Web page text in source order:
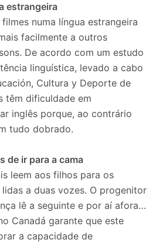
estrangeira
numa língua estrangeira
facilmente a outros
De acordo com um estudo
linguística, levado a cabo
Cultura y Deporte de
têm dificuldade em
inglês porque, ao contrário
tudo dobrado.
de ir para a cama
leem aos filhos para os
a duas vozes. O progenitor
lê a seguinte e por aí afora…
Canadá garante que este
a capacidade de